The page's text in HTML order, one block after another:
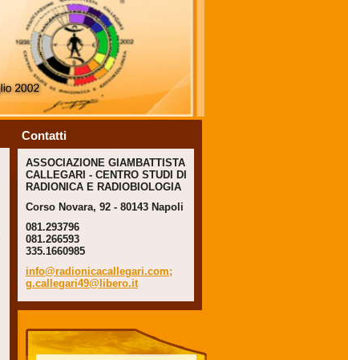
Contatti
ASSOCIAZIONE GIAMBATTISTA
CALLEGARI - CENTRO STUDI DI
RADIONICA E RADIOBIOLOGIA
Corso Novara, 92 - 80143 Napoli
081.293796
081.266593
335.1660985
info@radionicacallegari.com;
g.callegari49@libero.it